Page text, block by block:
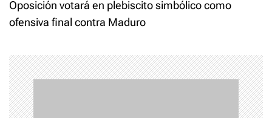
n
a
v
i
Oposición votará en plebiscito simbólico como
ofensiva final contra Maduro